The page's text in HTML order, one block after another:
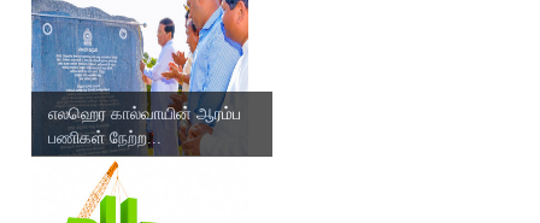
எலஹெர கால்வாயின் ஆரம்ப
பணிகள் நேற்ற...